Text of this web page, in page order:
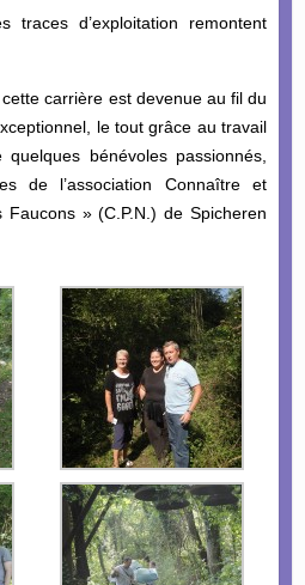
traces d’exploitation remontent
carrière est devenue au fil du
le tout grâce au travail
bénévoles passionnés,
de l’association Connaître et
» (C.P.N.) de Spicheren